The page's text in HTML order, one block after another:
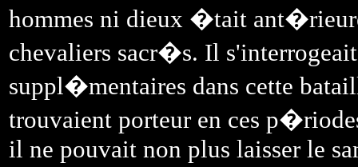
hommes ni dieux �tait
chevaliers sacr�s. Il
suppl�mentaires dans cette
trouvaient porteur en ces
il ne pouvait non plus laisser le